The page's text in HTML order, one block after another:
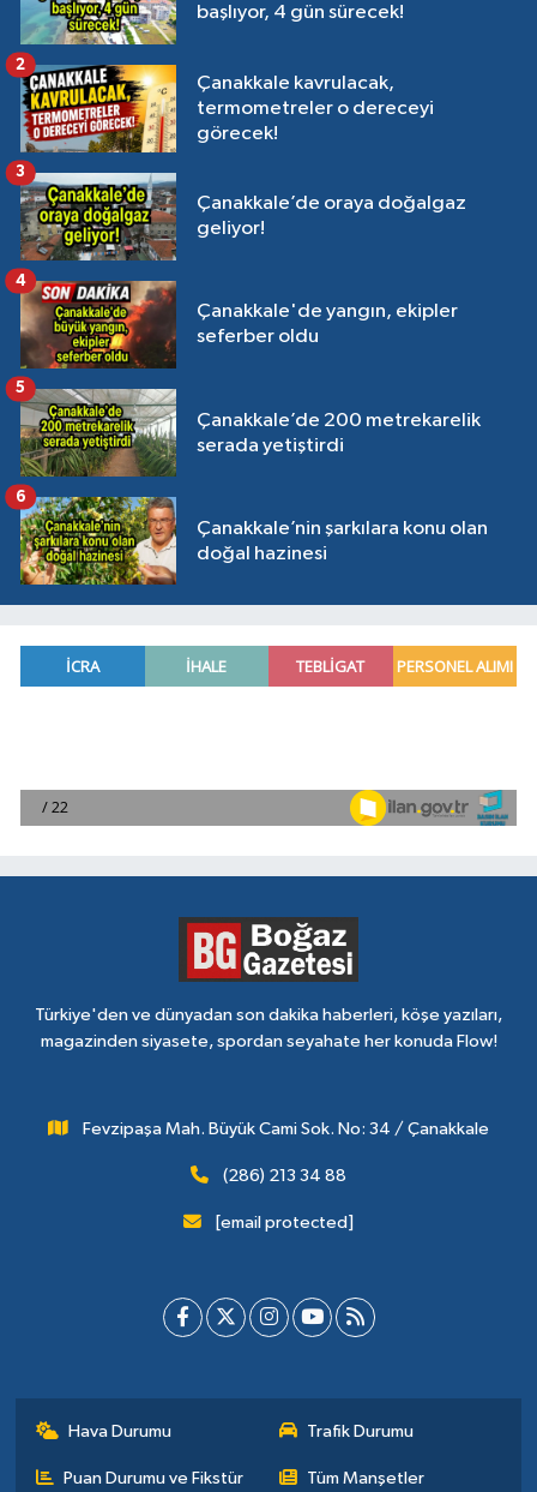
başlıyor, 4 gün sürecek!
Çanakkale kavrulacak,
termometreler o dereceyi
görecek!
2
Çanakkale’de oraya doğalgaz
geliyor!
3
Çanakkale'de yangın, ekipler
seferber oldu
4
Çanakkale’de 200 metrekarelik
serada yetiştirdi
5
Çanakkale’nin şarkılara konu olan
doğal hazinesi
6
Türkiye'den ve dünyadan son dakika haberleri, köşe yazıları,
magazinden siyasete, spordan seyahate her konuda Flow!
Fevzipaşa Mah. Büyük Cami Sok. No: 34 / Çanakkale
(286) 213 34 88
[email protected]
Hava Durumu Trafik Durumu
Puan Durumu ve Fikstür Tüm Manşetler